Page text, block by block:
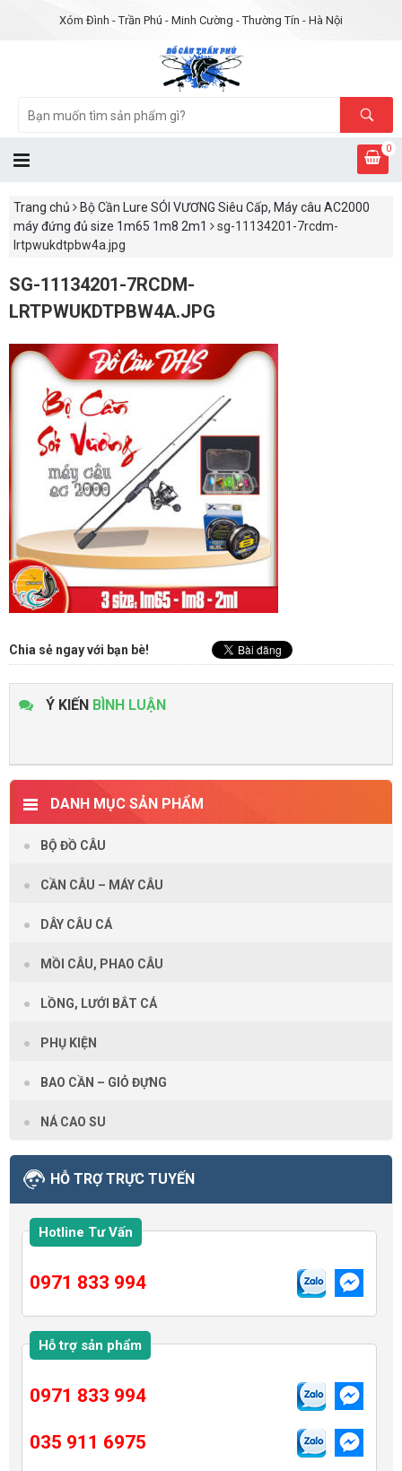
Xóm Đình - Trần Phú - Minh Cường - Thường Tín - Hà Nội
0
Trang chủ
Bộ Cần Lure SÓI VƯƠNG Siêu Cấp, Máy câu AC2000
máy đứng đủ size 1m65 1m8 2m1
sg-11134201-7rcdm-
lrtpwukdtpbw4a.jpg
SG-11134201-7RCDM-
LRTPWUKDTPBW4A.JPG
Chia sẻ ngay với bạn bè!
Ý KIẾN BÌNH LUẬN
DANH MỤC SẢN PHẨM
BỘ ĐỒ CÂU
CẦN CÂU – MÁY CÂU
DÂY CÂU CÁ
MỒI CÂU, PHAO CÂU
LỒNG, LƯỚI BẮT CÁ
PHỤ KIỆN
BAO CẦN – GIỎ ĐỰNG
NÁ CAO SU
HỖ TRỢ TRỰC TUYẾN
Hotline Tư Vấn
0971 833 994
Hỗ trợ sản phẩm
0971 833 994
035 911 6975